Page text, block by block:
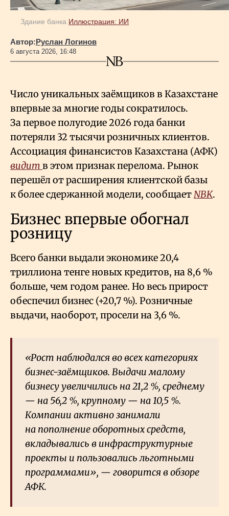
Здание банка Иллюстрация: ИИ
Автор:Руслан Логинов
6 августа 2026, 16:48
Число уникальных заёмщиков в Казахстане
впервые за многие годы сократилось.
За первое полугодие 2026 года банки
потеряли 32 тысячи розничных клиентов.
Ассоциация финансистов Казахстана (АФК)
видит в этом признак перелома. Рынок
перешёл от расширения клиентской базы
к более сдержанной модели, сообщает NBK.
Бизнес впервые обогнал
розницу
Всего банки выдали экономике 20,4
триллиона тенге новых кредитов, на 8,6 %
больше, чем годом ранее. Но весь прирост
обеспечил бизнес (+20,7 %). Розничные
выдачи, наоборот, просели на 3,6 %.
«Рост наблюдался во всех категориях
бизнес-заёмщиков. Выдачи малому
бизнесу увеличились на 21,2 %, среднему
— на 56,2 %, крупному — на 10,5 %.
Компании активно занимали
на пополнение оборотных средств,
вкладывались в инфраструктурные
проекты и пользовались льготными
программами», — говорится в обзоре
АФК.